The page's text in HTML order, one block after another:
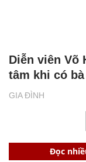
GIA ĐÌNH
Diễn viên Võ
tâm khi có
Đọc